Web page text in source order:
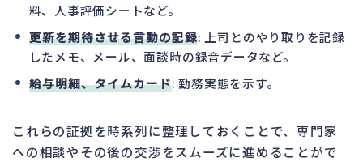
料、人事評価シートなど。
更新を期待させる言動の記録: 上司とのやり取りを記録
したメモ、メール、面談時の録音データなど。
給与明細、タイムカード: 勤務実態を示す。
これらの証拠を時系列に整理しておくことで、専門家
への相談やその後の交渉をスムーズに進めることがで